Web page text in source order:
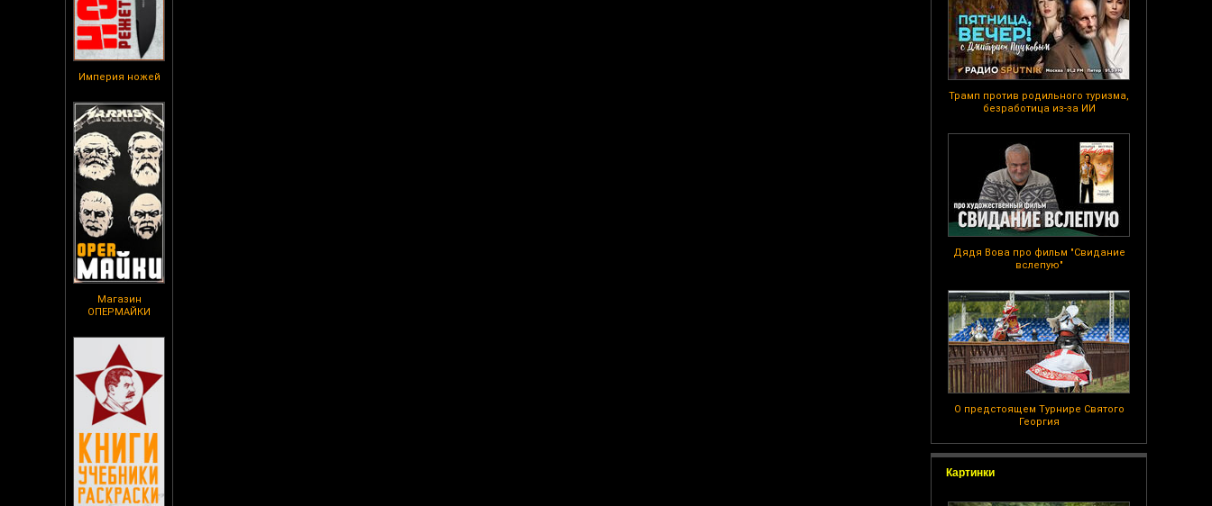
Империя ножей
Магазин
ОПЕРМАЙКИ
Трамп против родильного туризма,
безработица из-за ИИ
Дядя Вова про фильм "Свидание
вслепую"
О предстоящем Турнире Святого
Георгия
Картинки